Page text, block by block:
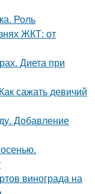
Роль
ЖКТ: от
Диета при
сажать девичий
Добавление
винограда на